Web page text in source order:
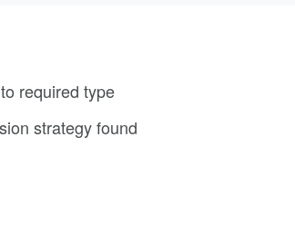
required type
strategy found